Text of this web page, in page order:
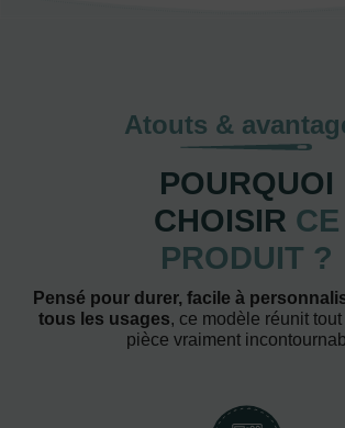
Atouts &
POURQUOI
CHOISIR CE
PRODUIT ?
Pensé pour durer, facile à
tous les usages, ce modèle réunit
pièce vraiment